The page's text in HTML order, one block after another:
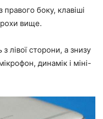
боку, клавіші
вище.
лівої сторони, а знизу
динамік і міні-